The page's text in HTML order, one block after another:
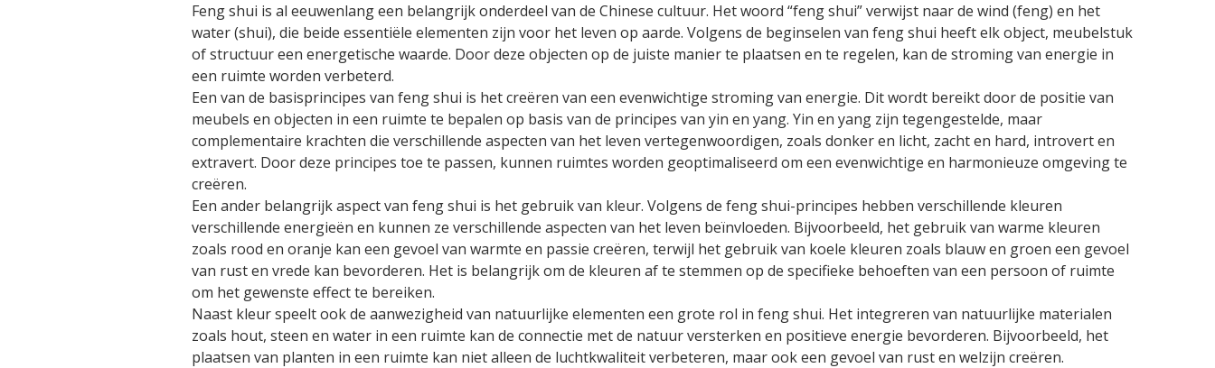
Feng shui is al eeuwenlang een belangrijk onderdeel van de Chinese cultuur. Het woord “feng shui” verwijst naar de wind (feng) en het
water (shui), die beide essentiële elementen zijn voor het leven op aarde. Volgens de beginselen van feng shui heeft elk object, meubelstuk
of structuur een energetische waarde. Door deze objecten op de juiste manier te plaatsen en te regelen, kan de stroming van energie in
een ruimte worden verbeterd.
Een van de basisprincipes van feng shui is het creëren van een evenwichtige stroming van energie. Dit wordt bereikt door de positie van
meubels en objecten in een ruimte te bepalen op basis van de principes van yin en yang. Yin en yang zijn tegengestelde, maar
complementaire krachten die verschillende aspecten van het leven vertegenwoordigen, zoals donker en licht, zacht en hard, introvert en
extravert. Door deze principes toe te passen, kunnen ruimtes worden geoptimaliseerd om een ​​evenwichtige en harmonieuze omgeving te
creëren.
Een ander belangrijk aspect van feng shui is het gebruik van kleur. Volgens de feng shui-principes hebben verschillende kleuren
verschillende energieën en kunnen ze verschillende aspecten van het leven beïnvloeden. Bijvoorbeeld, het gebruik van warme kleuren
zoals rood en oranje kan een gevoel van warmte en passie creëren, terwijl het gebruik van koele kleuren zoals blauw en groen een gevoel
van rust en vrede kan bevorderen. Het is belangrijk om de kleuren af te stemmen op de specifieke behoeften van een persoon of ruimte
om het gewenste effect te bereiken.
Naast kleur speelt ook de aanwezigheid van natuurlijke elementen een grote rol in feng shui. Het integreren van natuurlijke materialen
zoals hout, steen en water in een ruimte kan de connectie met de natuur versterken en positieve energie bevorderen. Bijvoorbeeld, het
plaatsen van planten in een ruimte kan niet alleen de luchtkwaliteit verbeteren, maar ook een gevoel van rust en welzijn creëren.